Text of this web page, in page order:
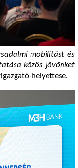
mobilitást és
közös jövőnket
helyettese.